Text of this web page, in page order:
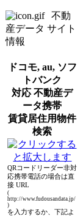
不動
産データ サイト
情報
ドコモ, au, ソフ
トバンク
対応 不動産デ
ータ携帯
賃貸居住用物件
検索
QRコードリーダー非対
応携帯電話の場合は直
接 URL
(
http://www.fudousandata.jp/
)
を入力するか、下記よ